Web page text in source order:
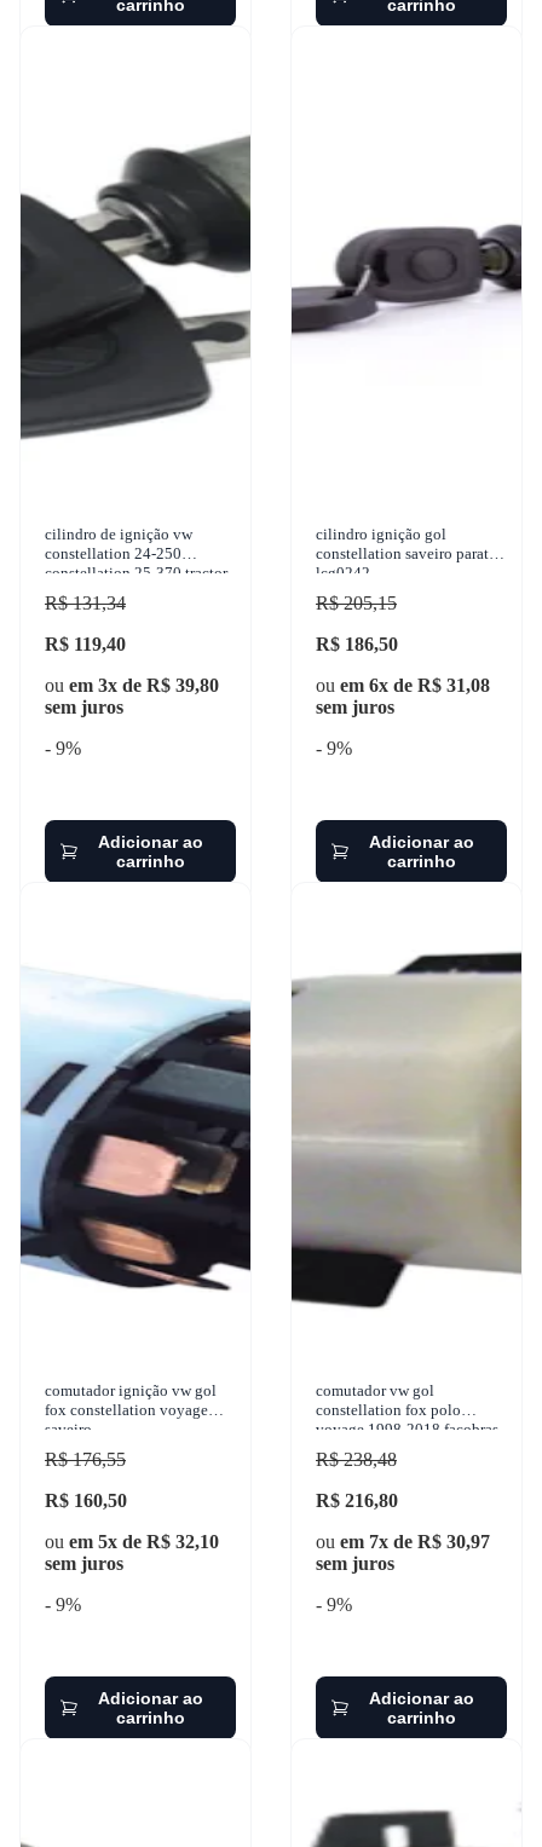
carrinho
carrinho
cilindro de ignição vw
constellation 24-250
constellation 25-370 tractor
constellation 19-320 tita
R$ 131,34
R$ 119,40
ou em 3x de R$ 39,80
sem juros
- 9%
Adicionar ao
carrinho
cilindro ignição gol
constellation saveiro parati -
lcg0242
R$ 205,15
R$ 186,50
ou em 6x de R$ 31,08
sem juros
- 9%
Adicionar ao
carrinho
comutador ignição vw gol
fox constellation voyage
saveiro
R$ 176,55
R$ 160,50
ou em 5x de R$ 32,10
sem juros
- 9%
Adicionar ao
carrinho
comutador vw gol
constellation fox polo
voyage 1998-2018 facobras -
940.1170
R$ 238,48
R$ 216,80
ou em 7x de R$ 30,97
sem juros
- 9%
Adicionar ao
carrinho